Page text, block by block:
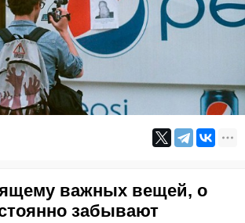
важных вещей, о
забывают